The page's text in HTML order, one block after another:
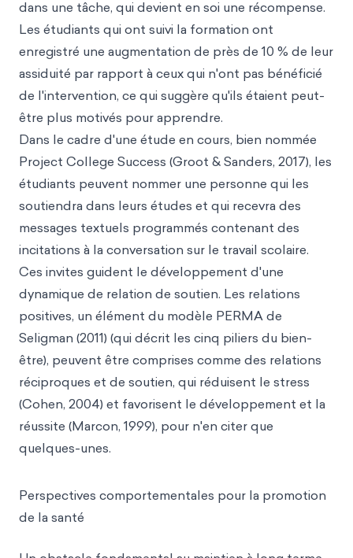
dans une tâche, qui devient en soi une récompense.
Les étudiants qui ont suivi la formation ont
enregistré une augmentation de près de 10 % de leur
assiduité par rapport à ceux qui n'ont pas bénéficié
de l'intervention, ce qui suggère qu'ils étaient peut-
être plus motivés pour apprendre.
Dans le cadre d'une étude en cours, bien nommée
Project College Success (Groot & Sanders, 2017), les
étudiants peuvent nommer une personne qui les
soutiendra dans leurs études et qui recevra des
messages textuels programmés contenant des
incitations à la conversation sur le travail scolaire.
Ces invites guident le développement d'une
dynamique de relation de soutien. Les relations
positives, un élément du modèle PERMA de
Seligman (2011) (qui décrit les cinq piliers du bien-
être), peuvent être comprises comme des relations
réciproques et de soutien, qui réduisent le stress
(Cohen, 2004) et favorisent le développement et la
réussite (Marcon, 1999), pour n'en citer que
quelques-unes.
Perspectives comportementales pour la promotion
de la santé